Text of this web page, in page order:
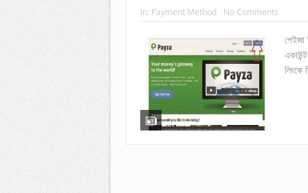
In: Payment Method No Comments